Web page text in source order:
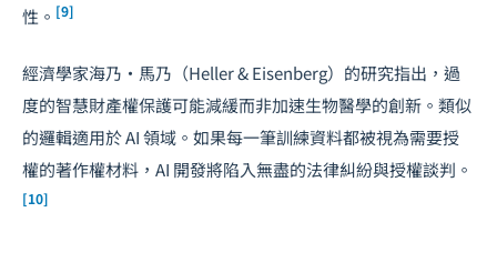
性。 [9]
經濟學家海乃・馬乃（Heller & Eisenberg）的研究指出，過
度的智慧財產權保護可能減緩而非加速生物醫學的創新。類似
的邏輯適用於 AI 領域。如果每一筆訓練資料都被視為需要授
權的著作權材料，AI 開發將陷入無盡的法律糾紛與授權談判。
[10]